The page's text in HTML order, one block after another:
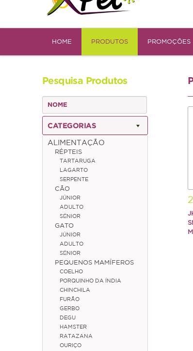
HOME PRODUTOS PROMOÇÕES
Pesquisa Produtos
CATEGORIAS
ALIMENTAÇÃO
RÉPTEIS
TARTARUGA
LAGARTO
SERPENTE
CÃO
JÚNIOR
ADULTO
SÉNIOR
GATO
JÚNIOR
ADULTO
SÉNIOR
PEQUENOS MAMÍFEROS
COELHO
PORQUINHO DA ÍNDIA
CHINCHILA
FURÃO
GERBO
DEGU
HAMSTER
RATAZANA
OURIÇO